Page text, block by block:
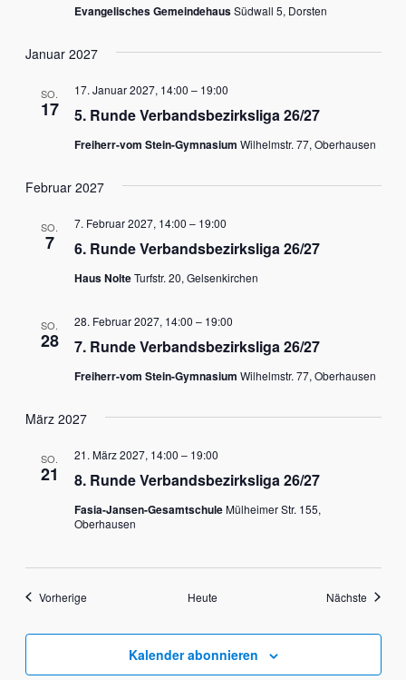
Evangelisches GemeindehausSüdwall 5, Dorsten
Januar 2027
SO.
17 5. Runde Verbandsbezirksliga 26/27
17. Januar 2027, 14:00 – 19:00
Freiherr-vom Stein-Gymnasium Wilhelmstr. 77, Oberhausen
Februar 2027
SO.
7 6. Runde Verbandsbezirksliga 26/27
7. Februar 2027, 14:00 – 19:00
Haus NolteTurfstr. 20, Gelsenkirchen
SO.
28 7. Runde Verbandsbezirksliga 26/27
28. Februar 2027, 14:00 – 19:00
Freiherr-vom Stein-Gymnasium Wilhelmstr. 77, Oberhausen
März 2027
SO.
21 8. Runde Verbandsbezirksliga 26/27
21. März 2027, 14:00 – 19:00
Fasia-Jansen-GesamtschuleMülheimer Str. 155,
Oberhausen
VorherigeVeranstaltungen Heute Nächste
Kalender abonnieren